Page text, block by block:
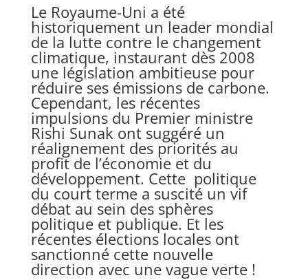
Le Royaume-Uni a été
historiquement un leader mondial
de la lutte contre le changement
climatique, instaurant dès 2008
une législation ambitieuse pour
réduire ses émissions de carbone.
Cependant, les récentes
impulsions du Premier ministre
Rishi Sunak ont suggéré un
réalignement des priorités au
profit de l’économie et du
développement. Cette politique
du court terme a suscité un vif
débat au sein des sphères
politique et publique. Et les
récentes élections locales ont
sanctionné cette nouvelle
direction avec une vague verte !